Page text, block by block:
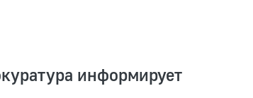
информирует